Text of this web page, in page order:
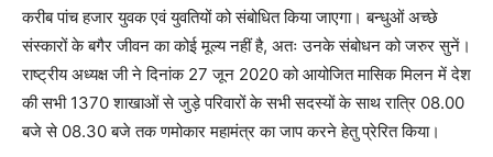
करीब पांच हजार युवक एवं युवतियों को संबोधित किया जाएगा। बन्धुओं अच्छे
संस्कारों के बगैर जीवन का कोई मूल्य नहीं है, अतः उनके संबोधन को जरुर सुनें।
राष्ट्रीय अध्यक्ष जी ने दिनांक 27 जून 2020 को आयोजित मासिक मिलन में देश
की सभी 1370 शाखाओं से जुड़े परिवारों के सभी सदस्यों के साथ रात्रि 08.00
बजे से 08.30 बजे तक णमोकार महामंत्र का जाप करने हेतु प्रेरित किया।